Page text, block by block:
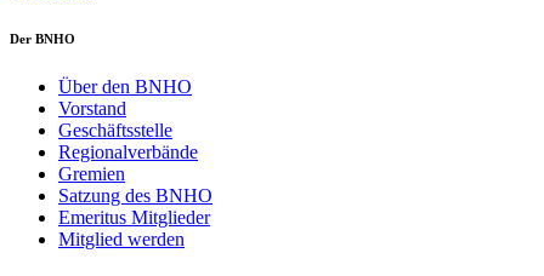
Der BNHO
Über den BNHO
Vorstand
Geschäftsstelle
Regionalverbände
Gremien
Satzung des BNHO
Emeritus Mitglieder
Mitglied werden